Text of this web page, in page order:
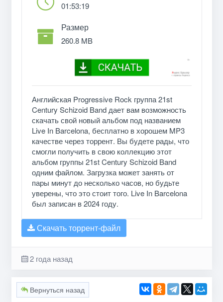
01:53:19
Размер
260.8 MB
Английская Progressive Rock группа 21st
Century Schizoid Band дает вам возможность
скачать свой новый альбом под названием
Live In Barcelona, бесплатно в хорошем MP3
качестве через торрент. Вы будете рады, что
смогли получить в свою коллекцию этот
альбом группы 21st Century Schizoid Band
одним файлом. Загрузка может занять от
пары минут до несколько часов, но будьте
уверены, что это стоит того. Live In Barcelona
был записан в 2024 году.
Скачать торрент-файл
2 года назад
Вернуться назад